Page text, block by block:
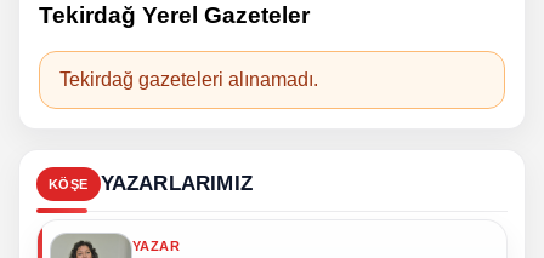
Tekirdağ Yerel Gazeteler
Tekirdağ gazeteleri alınamadı.
KÖŞE YAZARLARIMIZ
YAZAR